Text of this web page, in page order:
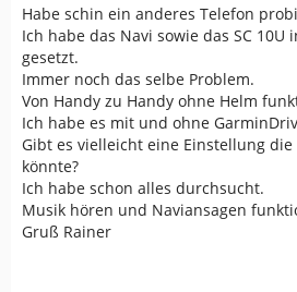
Habe schin ein anderes Telefon
Ich habe das Navi sowie das SC 10U
gesetzt.
Immer noch das selbe Problem.
Von Handy zu Handy ohne Helm
Ich habe es mit und ohne
Gibt es vielleicht eine Einstellung
könnte?
Ich habe schon alles durchsucht.
Musik hören und Naviansagen
Gruß Rainer